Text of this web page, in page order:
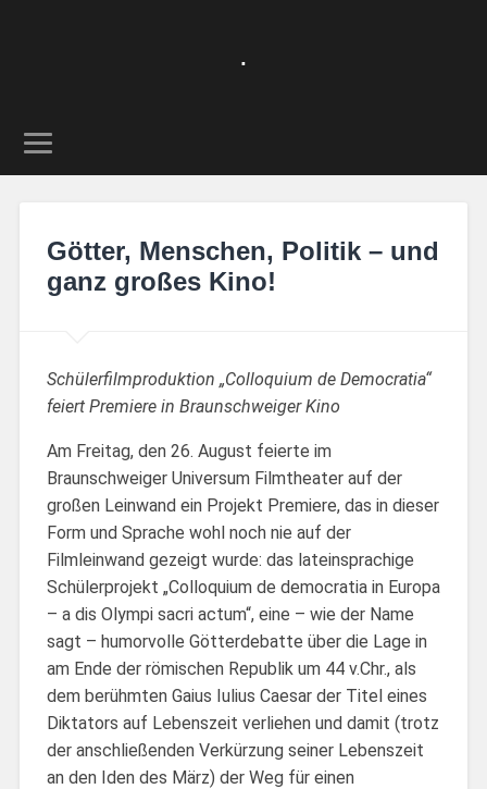
.
Götter, Menschen, Politik – und
ganz großes Kino!
Schülerfilmproduktion „Colloquium de Democratia“
feiert Premiere in Braunschweiger Kino
Am Freitag, den 26. August feierte im
Braunschweiger Universum Filmtheater auf der
großen Leinwand ein Projekt Premiere, das in dieser
Form und Sprache wohl noch nie auf der
Filmleinwand gezeigt wurde: das lateinsprachige
Schülerprojekt „Colloquium de democratia in Europa
– a dis Olympi sacri actum“, eine – wie der Name
sagt – humorvolle Götterdebatte über die Lage in
am Ende der römischen Republik um 44 v.Chr., als
dem berühmten Gaius Iulius Caesar der Titel eines
Diktators auf Lebenszeit verliehen und damit (trotz
der anschließenden Verkürzung seiner Lebenszeit
an den Iden des März) der Weg für einen